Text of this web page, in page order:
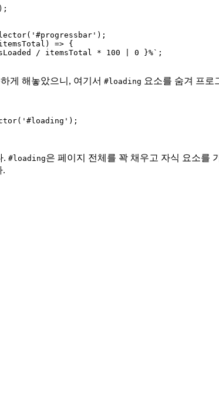
=> {
/ itemsTotal * 100 | 0 }%`;
게 해놓았으니, 여기서 #loading 요소를 숨겨 프로
. #loading은 페이지 전체를 꽉 채우고 자식 요소를
.